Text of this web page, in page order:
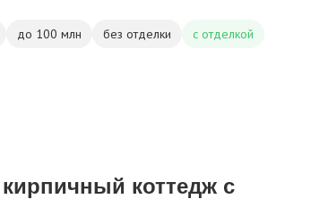
до 100 млн без отделки с отделкой
коттедж с